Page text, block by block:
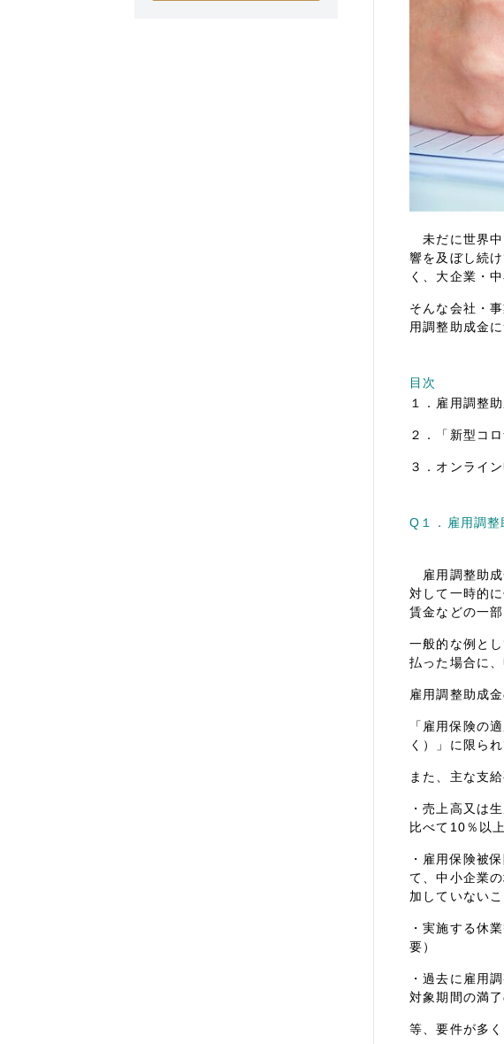
未だに世界中
響を及ぼし続
く、大企業・
そんな会社・
用調整助成金
目次
１．雇用調整
２．「新型コ
３．オンライ
Q１．雇用調整
雇用調整助成
対して一時的
賃金などの一
一般的な例と
払った場合に
雇用調整助成
「雇用保険の
く）」に限られ
また、主な支
・売上高又は
比べて10％以
・雇用保険被
て、中小企業
加していないこ
・実施する休
要）
・過去に雇用
対象期間の満
等、要件が多